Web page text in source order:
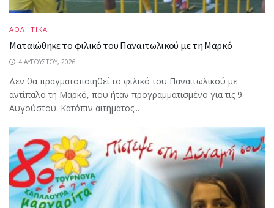
ΑΘΛΗΤΙΚΑ
Ματαιώθηκε το φιλικό του Παναιτωλικού με τη Μαρκό
4 ΑΥΓΟΎΣΤΟΥ, 2026
Δεν θα πραγματοποιηθεί το φιλικό του Παναιτωλικού με
αντίπαλο τη Μαρκό, που ήταν προγραμματισμένο για τις 9
Αυγούστου. Κατόπιν αιτήματος...